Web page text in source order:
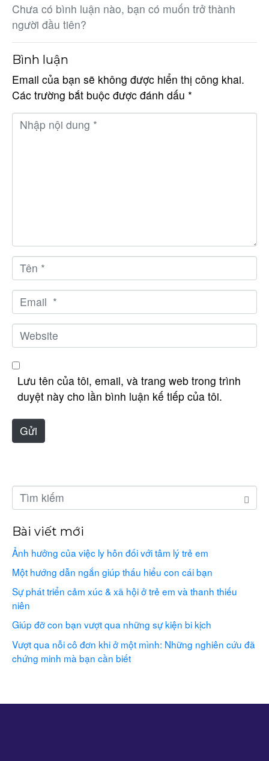
Chưa có bình luận nào, bạn có muốn trở thành
người đầu tiên?
Bình luận
Email của bạn sẽ không được hiển thị công khai.
Các trường bắt buộc được đánh dấu *
N
u
n
g
*
T
ê
n
*
E
m
a
i
l
W
e
b
e
Lưu tên của tôi, email, và trang web trong trình
duyệt này cho lần bình luận kế tiếp của tôi.
Gửi
Bài viết mới
Ảnh hưởng của việc ly hôn đối với tâm lý trẻ em
Một hướng dẫn ngắn giúp thấu hiểu con cái bạn
Sự phát triển cảm xúc & xã hội ở trẻ em và thanh thiếu
niên
Giúp đỡ con bạn vượt qua những sự kiện bi kịch
Vượt qua nỗi cô đơn khi ở một mình: Những nghiên cứu đã
chứng minh mà bạn cần biết